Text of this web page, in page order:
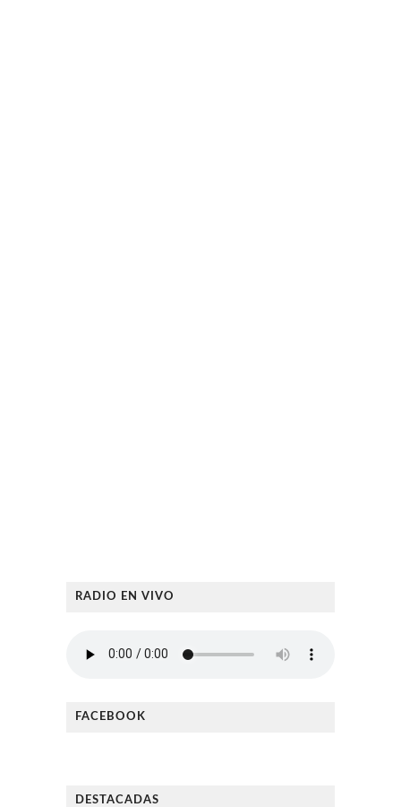
RADIO EN VIVO
FACEBOOK
DESTACADAS